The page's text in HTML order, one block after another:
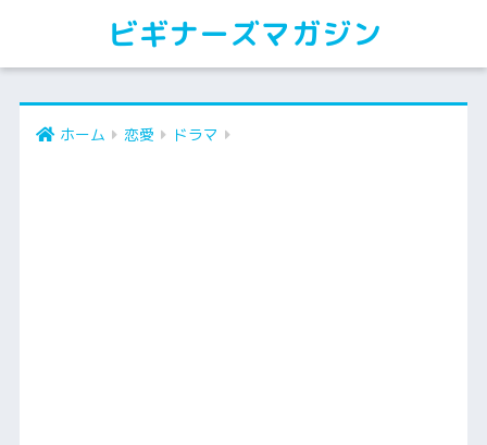
ビギナーズマガジン
ホーム 恋愛 ドラマ